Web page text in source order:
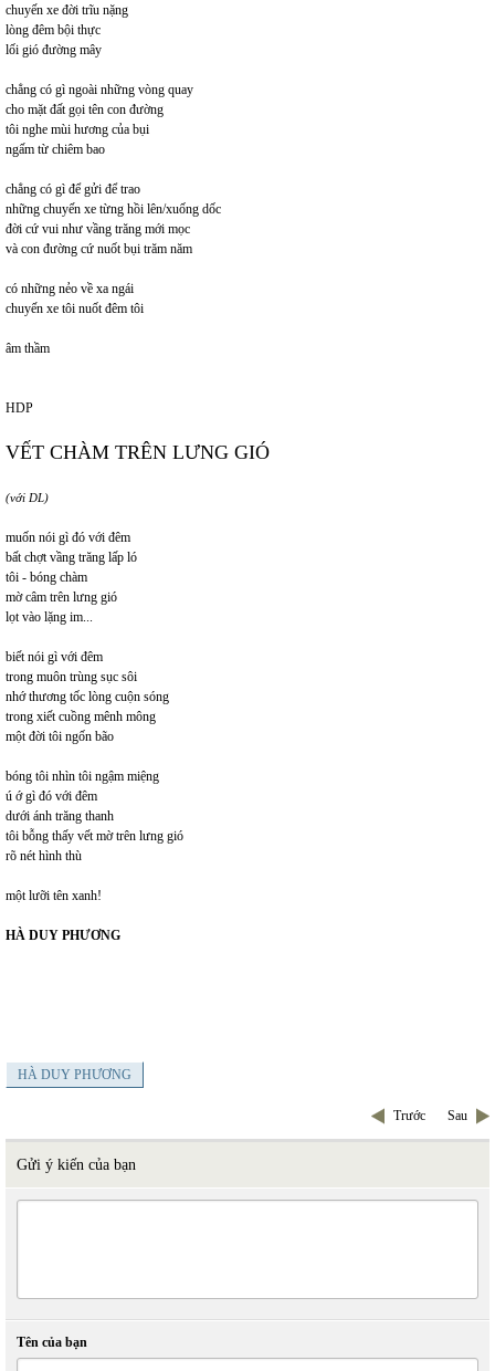
chuyến xe đời trĩu nặng
lòng đêm bội thực
lối gió đường mây
chẳng có gì ngoài những vòng quay
cho mặt đất gọi tên con đường
tôi nghe mùi hương của bụi
ngấm từ chiêm bao
chẳng có gì để gửi để trao
những chuyến xe từng hồi lên/xuống dốc
đời cứ vui như vầng trăng mới mọc
và con đường cứ nuốt bụi trăm năm
có những nẻo về xa ngái
chuyến xe tôi nuốt đêm tôi
âm thầm
HDP
VẾT CHÀM TRÊN LƯNG GIÓ
(với DL)
muốn nói gì đó với đêm
bất chợt vầng trăng lấp ló
tôi - bóng chàm
mờ câm trên lưng gió
lọt vào lặng im...
biết nói gì với đêm
trong muôn trùng sục sôi
nhớ thương tốc lòng cuộn sóng
trong xiết cuồng mênh mông
một đời tôi ngốn bão
bóng tôi nhìn tôi ngậm miệng
ú ớ gì đó với đêm
dưới ánh trăng thanh
tôi bỗng thấy vết mờ trên lưng gió
rõ nét hình thù
một lưỡi tên xanh!
HÀ DUY PHƯƠNG
HÀ DUY PHƯƠNG
Trước Sau
Gửi ý kiến của bạn
Tên của bạn